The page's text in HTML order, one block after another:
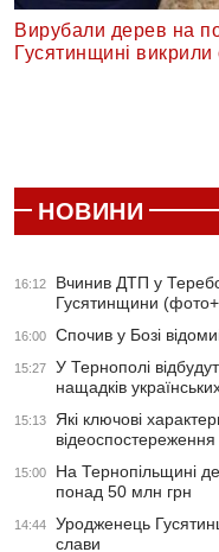
Вирубали дерев на
Гусятинщині викрили
НОВИНИ
16:12
Вчинив ДТП у
Гусятинщини
16:00 Спочив у Бозі
15:27
У Тернополі
нащадків
15:13
Які ключові
відеоспостереження
15:00
На Тернопільщині
понад 50 млн грн
14:44
Уродженець
слави